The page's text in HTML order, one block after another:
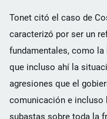
Tonet citó el caso de
caracterizó por ser un
fundamentales, como la
que incluso ahí la
agresiones que el
comunicación e incluso
subastas sobre toda la